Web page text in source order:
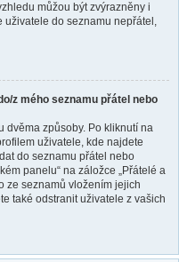
můžou být zvýrazněny i
uživatele do seznamu nepřátel,
z mého seznamu přátel nebo
dvěma způsoby. Po kliknutí na
uživatele, kde najdete
do seznamu přátel nebo
panelu“ na záložce „Přátelé a
ze seznamů vložením jejich
také odstranit uživatele z vašich